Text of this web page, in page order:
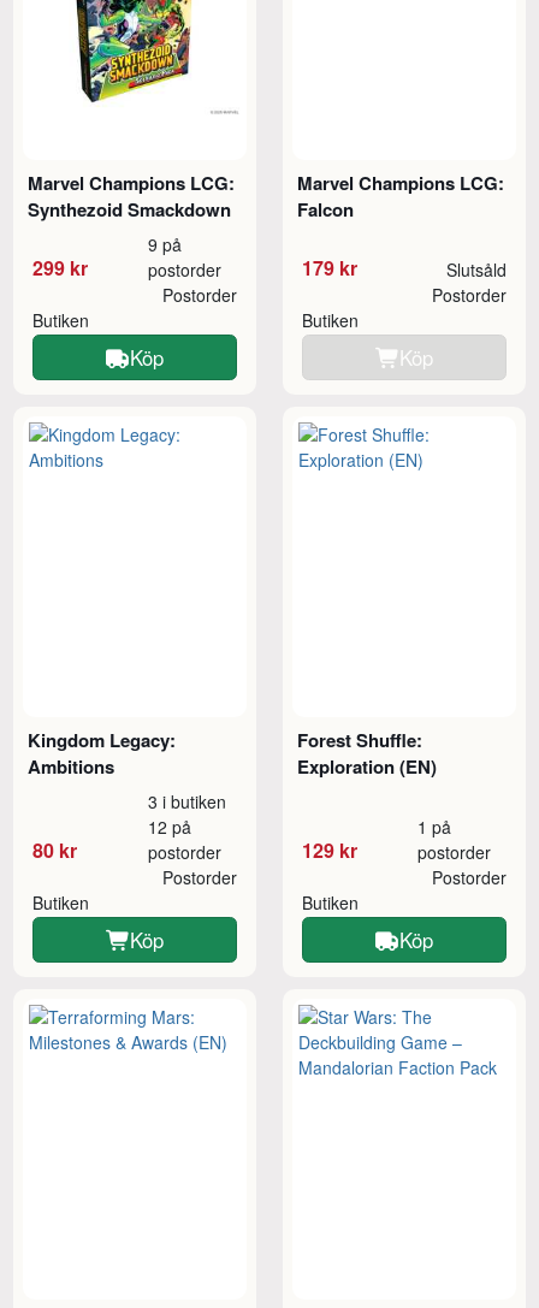
Marvel Champions LCG:
Synthezoid Smackdown
299 kr
9 på
postorder
Butiken
Postorder
Köp
Marvel Champions LCG:
Falcon
179 kr Slutsåld
Butiken
Postorder
Köp
Kingdom Legacy:
Ambitions
80 kr
3 i butiken
12 på
postorder
Butiken
Postorder
Köp
Forest Shuffle:
Exploration (EN)
129 kr
1 på
postorder
Butiken
Postorder
Köp